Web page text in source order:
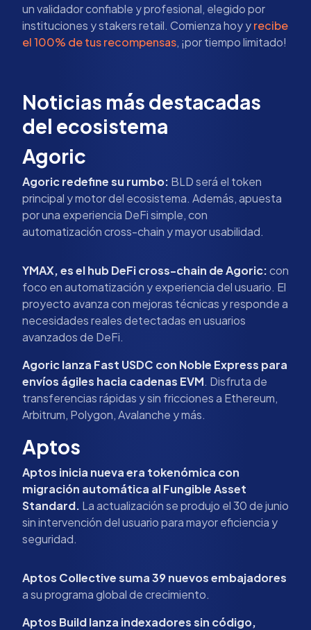
un validador confiable y profesional, elegido por
instituciones y stakers retail. Comienza hoy yrecibe
el 100% de tus recompensas, ¡por tiempo limitado!
Noticias más destacadas
del ecosistema
Agoric
Agoric redefine su rumbo: BLD será el token
principal y motor del ecosistema. Además, apuesta
por una experiencia DeFi simple, con
automatización cross-chain y mayor usabilidad.
YMAX, es el hub DeFi cross-chain de Agoric:con
foco en automatización y experiencia del usuario. El
proyecto avanza con mejoras técnicas y responde a
necesidades reales detectadas en usuarios
avanzados de DeFi.
Agoric lanza Fast USDC con Noble Express para
envíos ágiles hacia cadenas EVM. Disfruta de
transferencias rápidas y sin fricciones a Ethereum,
Arbitrum, Polygon, Avalanche y más.
Aptos
Aptos inicia nueva era tokenómica con
migración automática al Fungible Asset
Standard. La actualización se produjo el 30 de junio
sin intervención del usuario para mayor eficiencia y
seguridad.
Aptos Collective suma 39 nuevos embajadores
a su programa global de crecimiento.
Aptos Build lanza indexadores sin código,